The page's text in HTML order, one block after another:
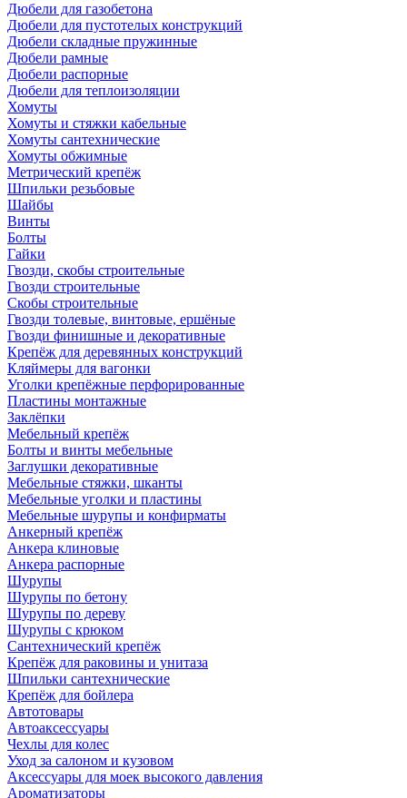
Дюбели для газобетона
Дюбели для пустотелых конструкций
Дюбели складные пружинные
Дюбели рамные
Дюбели распорные
Дюбели для теплоизоляции
Хомуты
Хомуты и стяжки кабельные
Хомуты сантехнические
Хомуты обжимные
Метрический крепёж
Шпильки резьбовые
Шайбы
Винты
Болты
Гайки
Гвозди, скобы строительные
Гвозди строительные
Скобы строительные
Гвозди толевые, винтовые, ершёные
Гвозди финишные и декоративные
Крепёж для деревянных конструкций
Кляймеры для вагонки
Уголки крепёжные перфорированные
Пластины монтажные
Заклёпки
Мебельный крепёж
Болты и винты мебельные
Заглушки декоративные
Мебельные стяжки, шканты
Мебельные уголки и пластины
Мебельные шурупы и конфирматы
Анкерный крепёж
Анкера клиновые
Анкера распорные
Шурупы
Шурупы по бетону
Шурупы по дереву
Шурупы с крюком
Сантехнический крепёж
Крепёж для раковины и унитаза
Шпильки сантехнические
Крепёж для бойлера
Автотовары
Автоаксессуары
Чехлы для колес
Уход за салоном и кузовом
Аксессуары для моек высокого давления
Ароматизаторы